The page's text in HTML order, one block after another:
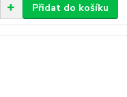
Přidat do košíku